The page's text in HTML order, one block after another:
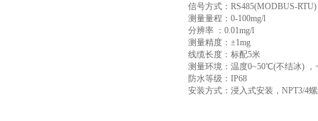
信号方式：RS485(MODBUS-RTU)
测量量程：0-100mg/l
分辨率 ：0.01mg/l
测量精度：±1mg
线缆长度：标配5米
测量环境：温度0~50℃(不结冰) ，
防水等级：IP68
安装方式：浸入式安装，NPT3/4